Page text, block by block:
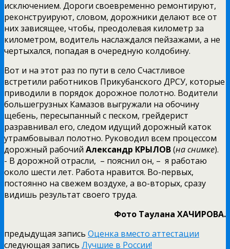
исключением. Дороги своевременно ремонтируют,
реконструируют, словом, дорожники делают все от
них зависящее, чтобы, преодолевая километр за
километром, водитель наслаждался пейзажами, а не
чертыхался, попадая в очередную колдобину.
Вот и на этот раз по пути в село Счастливое
встретили работников Прикубанского ДРСУ, которые
приводили в порядок дорожное полотно. Водители
большегрузных Камазов выгружали на обочину
щебень, пересыпанный с песком, грейдерист
разравнивал его, следом идущий дорожный каток
утрамбовывал полотно. Руководил всем процессом
дорожный рабочий Александр КРЫЛОВ(на снимке).
­- В дорожной отрасли, ­ – пояснил он, – ­ я работаю
около шести лет. Работа нравится. Во­-первых,
постоянно на свежем воздухе, а во­-вторых, сразу
видишь результат своего труда.
Фото Таулана ХАЧИРОВА.
предыдущая запись Оценка вместо аттестации
следующая запись Лучшие в России!